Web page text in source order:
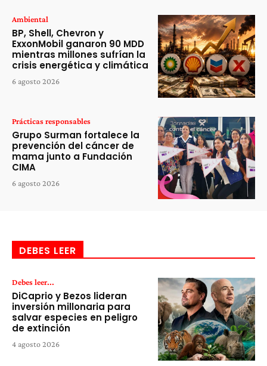
Ambiental
BP, Shell, Chevron y
ExxonMobil ganaron 90 MDD
mientras millones sufrían la
crisis energética y climática
6 agosto 2026
Prácticas responsables
Grupo Surman fortalece la
prevención del cáncer de
mama junto a Fundación
CIMA
6 agosto 2026
DEBES LEER
Debes leer...
DiCaprio y Bezos lideran
inversión millonaria para
salvar especies en peligro
de extinción
4 agosto 2026